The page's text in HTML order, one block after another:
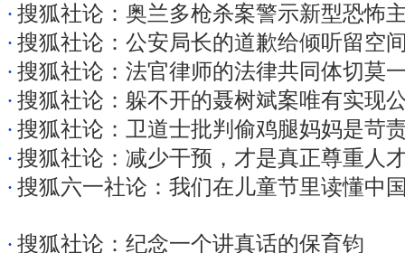
· 搜狐社论：奥兰多枪杀案警示新型恐怖
· 搜狐社论：公安局长的道歉给倾听留空
· 搜狐社论：法官律师的法律共同体切莫
· 搜狐社论：躲不开的聂树斌案唯有实现
· 搜狐社论：卫道士批判偷鸡腿妈妈是苛
· 搜狐社论：减少干预，才是真正尊重人
· 搜狐六一社论：我们在儿童节里读懂中
· 搜狐社论：纪念一个讲真话的保育钧